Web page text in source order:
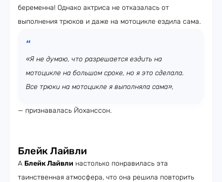
беременна! Однако актриса не отказалась от
выполнения трюков и даже на мотоцикле ездила сама.
«Я не думаю, что разрешается ездить на
мотоцикле на большом сроке, но я это сделала.
Все трюки на мотоцикле я выполняла сама»,
— признавалась Йоханссон.
Блейк Лайвли
А Блейк Лайвли настолько понравилась эта
таинственная атмосфера, что она решила повторить